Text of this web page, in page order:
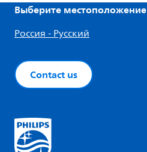
Выберите местоположение
Россия - Русский
Contact us